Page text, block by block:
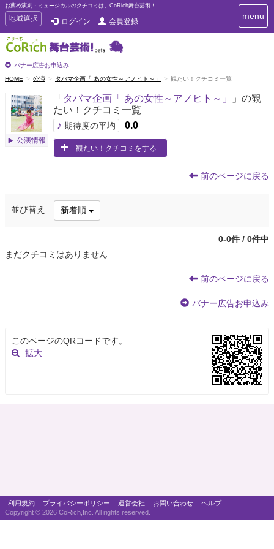
お薦め演劇・ミュージカルのクチコミは、CoRich舞台芸術！
T
o
g
g
e
n
g
a
t
地域選択 ログイン 会員登録
バナー広告お申込み
T
o
a
i
menu
HOME 公演 タバマ企画「 あの女性～アノヒト～」 観たい！クチコミ一覧
公演情報
「 タバマ企画「 あの女性～アノヒト～」
」の観
たい！クチコミ一覧
♪ 期待度の平均 0.0
観たい！クチコミをする
前のページに戻る
並び替え 新着順
0-0件 / 0件中
まだクチコミはありません
前のページに戻る
バナー広告お申込み
このページのQRコードです。
拡大
利用規約 プライバシーポリシー 運営会社 お問い合わせ
ヘルプ
Copyright © 2026 CoRich,Inc. All rights reserved.